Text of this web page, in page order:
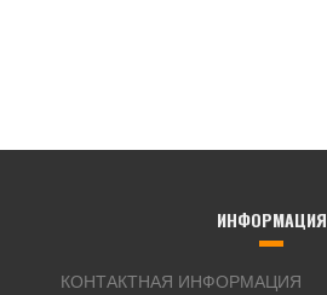
ИНФОРМАЦИЯ
КОНТАКТНАЯ ИНФОРМАЦИЯ